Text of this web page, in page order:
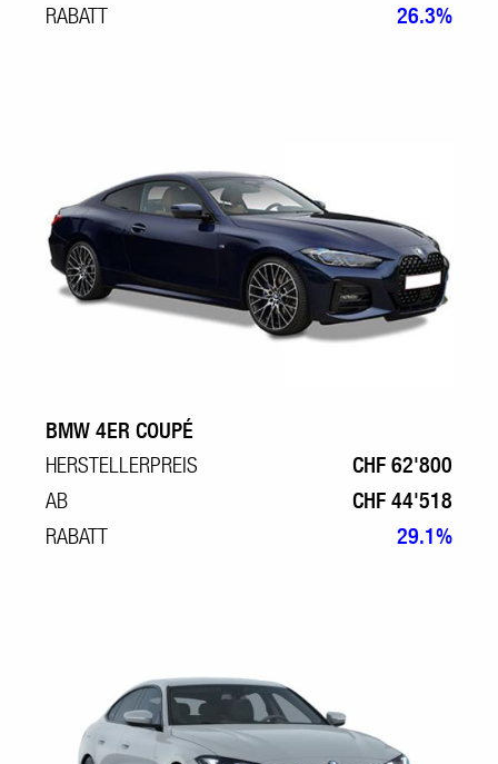
RABATT
26.3%
BMW 4ER COUPÉ
HERSTELLERPREIS
CHF 62'800
AB
CHF 44'518
RABATT
29.1%